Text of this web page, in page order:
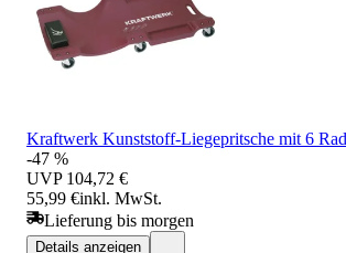
Kraftwerk Kunststoff-Liegepritsche mit 6 Rad
-47 %
UVP 104,72 €
55,99 €inkl. MwSt.
Lieferung bis morgen
Details anzeigen